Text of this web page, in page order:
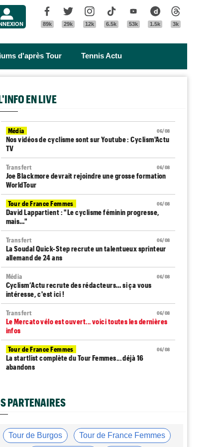
Facebook
89k
Twitter
29k
Instagram
12k
Tik Tok
6.5k
Youtube
53k
Dailymotion
1.5k 3k
d'après Tour Tennis Actu
EN LIVE
06/08
Média
Nos vidéos de cyclisme sont sur Youtube : Cyclism'Actu
TV
06/08
Transfert
Joe Blackmore devrait rejoindre une grosse formation
WorldTour
06/08
Tour de France Femmes
David Lappartient : "Le cyclisme féminin progresse,
mais…"
06/08
Transfert
La Soudal Quick-Step recrute un talentueux sprinteur
allemand de 24 ans
06/08
Média
Cyclism’Actu recrute des rédacteurs… si ça vous
intéresse, c'est ici !
06/08
Transfert
Le Mercato vélo est ouvert... voici toutes les dernières
infos
06/08
Tour de France Femmes
La startlist complète du Tour Femmes... déjà 16
abandons
profil…
La surprise Francisco Campos remporte la 1ère étape
PARTENAIRES
Tour de Burgos Tour de France Femmes